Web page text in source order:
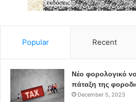
προμηθευτές και πολλές
Γιατί να αγοράσει κάποιος από το
Το Black Tulip Project είναι μια
εξυπηρετεί τις ανάγκες σου αλλά
προσωπικότητα.
Νιώθεις οικεία
Popular Recent
Νέο φορολογικό
πάταξη της
December 5, 2023